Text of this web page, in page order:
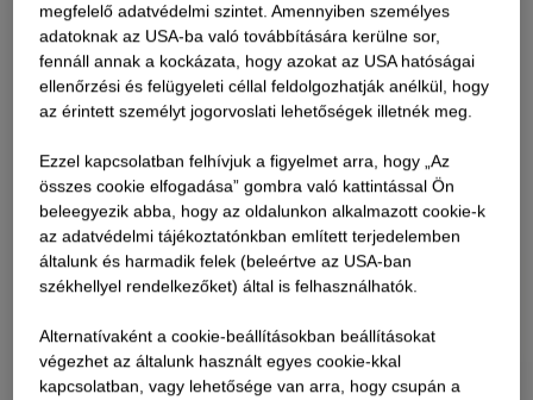
megfelelő adatvédelmi szintet. Amennyiben személyes
adatoknak az USA-ba való továbbítására kerülne sor,
fennáll annak a kockázata, hogy azokat az USA hatóságai
ellenőrzési és felügyeleti céllal feldolgozhatják anélkül, hogy
az érintett személyt jogorvoslati lehetőségek illetnék meg.
Ezzel kapcsolatban felhívjuk a figyelmet arra, hogy „Az
összes cookie elfogadása” gombra való kattintással Ön
beleegyezik abba, hogy az oldalunkon alkalmazott cookie-k
az adatvédelmi tájékoztatónkban említett terjedelemben
általunk és harmadik felek (beleértve az USA-ban
székhellyel rendelkezőket) által is felhasználhatók.
Alternatívaként a cookie-beállításokban beállításokat
végezhet az általunk használt egyes cookie-kkal
kapcsolatban, vagy lehetősége van arra, hogy csupán a